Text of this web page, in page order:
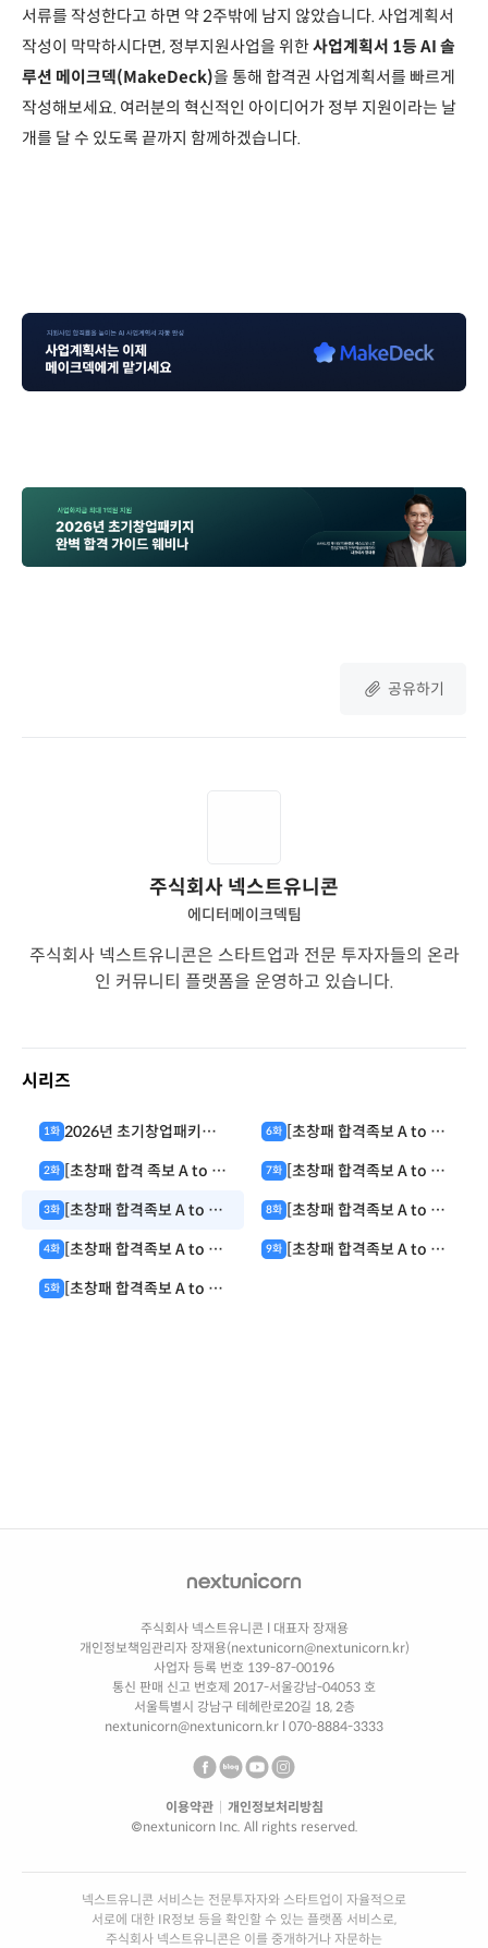
서류를 작성한다고 하면 약 2주밖에 남지 않았습니다. 사업계획서
작성이 막막하시다면, 정부지원사업을 위한사업계획서 1등 AI 솔
루션 메이크덱(MakeDeck)을 통해 합격권 사업계획서를 빠르게
작성해보세요. 여러분의 혁신적인 아이디어가 정부 지원이라는 날
개를 달 수 있도록 끝까지 함께하겠습니다.
공유하기
주식회사 넥스트유니콘
에디터메이크덱팀
주식회사 넥스트유니콘은 스타트업과 전문 투자자들의 온라
인 커뮤니티 플랫폼을 운영하고 있습니다.
시리즈
1화 2026년 초기창업패키지
패 무엇이 달라졌을까?
2화 [초창패 합격 족보 A to Z]
격 미달로 탈락? 기준부터
3화 [초창패 합격족보 A to Z]
격률 2배 높이는 주관기관
4화 [초창패 합격족보 A to Z]
1분 만에 광탈하는 '금기
5화 [초창패 합격족보 A to Z]
6화 [초창패 합격족보 A to Z]
전략 : 실현 가능성
으로 바꾸는 법
7화 [초창패 합격족보 A to Z]
전략 : 성장 전략(Scale-
아내는 스케일업 전략
8화 [초창패 합격족보 A to Z]
전략 : 팀 구성(Team) -
9화 [초창패 합격족보 A to Z]
주식회사 넥스트유니콘l 대표자 장재용
개인정보책임관리자 장재용(nextunicorn@nextunicorn.kr)
사업자 등록 번호 139-87-00196
통신 판매 신고 번호제 2017-서울강남-04053 호
서울특별시 강남구 테헤란로20길 18, 2층
nextunicorn@nextunicorn.kr l 070-8884-3333
이용약관
개인정보처리방침
©nextunicorn Inc. All rights reserved.
넥스트유니콘 서비스는 전문투자자와 스타트업이 자율적으로
서로에 대한 IR정보 등을 확인할 수 있는 플랫폼 서비스로,
주식회사 넥스트유니콘은 이를 중개하거나 자문하는